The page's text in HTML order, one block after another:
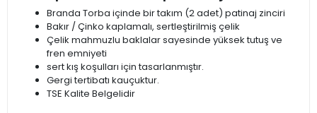
Branda Torba içinde bir takım (2 adet) patinaj zinciri
Bakır / Çinko kaplamalı, sertleştirilmiş çelik
Çelik mahmuzlu baklalar sayesinde yüksek tutuş ve
fren emniyeti
sert kış koşulları için tasarlanmıştır.
Gergi tertibatı kauçuktur.
TSE Kalite Belgelidir